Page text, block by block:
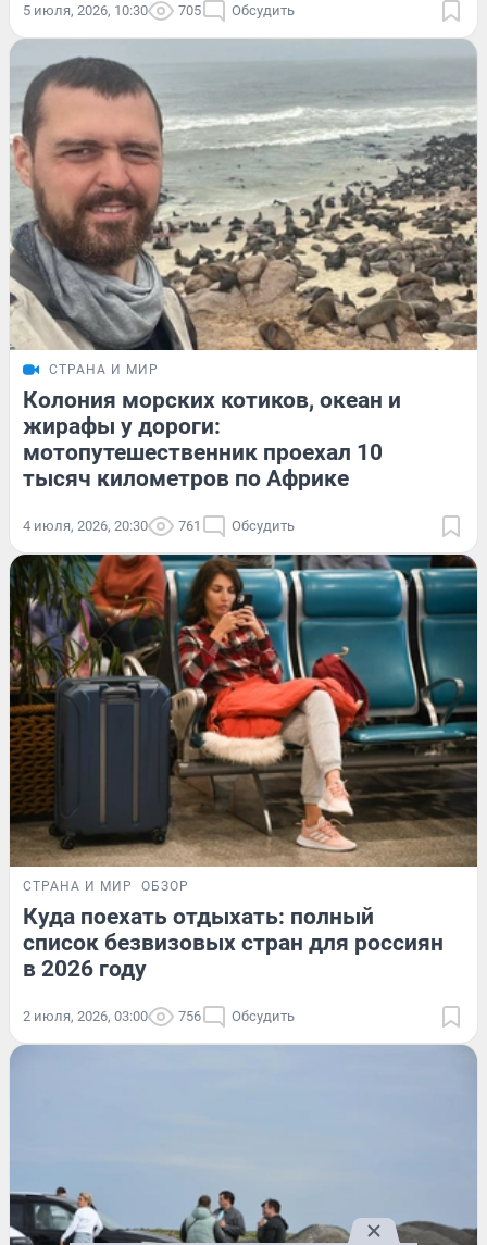
5 июля, 2026, 10:30 705 Обсудить
СТРАНА И МИР
Колония морских котиков, океан и
жирафы у дороги:
мотопутешественник проехал 10
тысяч километров по Африке
4 июля, 2026, 20:30 761 Обсудить
СТРАНА И МИР ОБЗОР
Куда поехать отдыхать: полный
список безвизовых стран для россиян
в 2026 году
2 июля, 2026, 03:00 756 Обсудить